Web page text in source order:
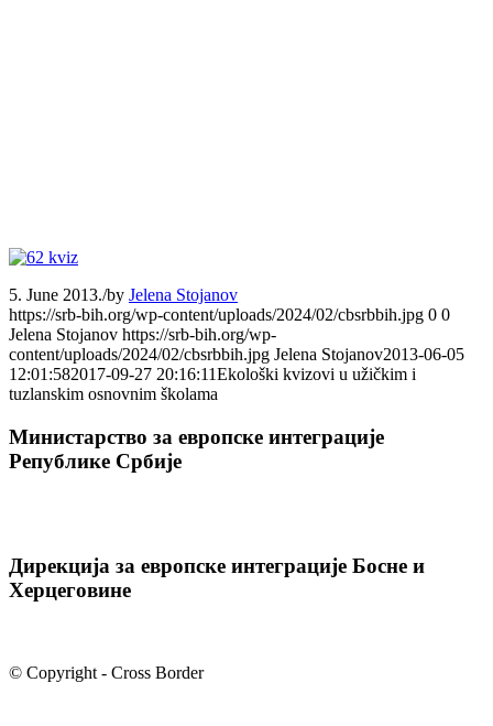
5. June 2013./by Jelena Stojanov
https://srb-bih.org/wp-content/uploads/2024/02/cbsrbbih.jpg 0 0
Jelena Stojanov https://srb-bih.org/wp-
content/uploads/2024/02/cbsrbbih.jpg Jelena Stojanov2013-06-05
12:01:582017-09-27 20:16:11Ekološki kvizovi u užičkim i
tuzlanskim osnovnim školama
Министарство за европске интеграције
Републике Србије
Дирекција за европске интеграције Босне и
Херцеговине
© Copyright - Cross Border